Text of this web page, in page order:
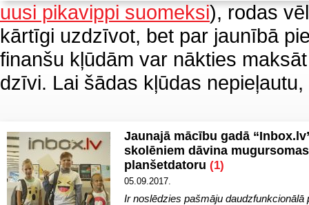
uusi pikavippi suomeksi), rodas
kārtīgi uzdzīvot, bet par jaunībā
finanšu kļūdām var nākties
dzīvi. Lai šādas kļūdas
Jaunajā mācību gadā
skolēniem dāvina
planšetdatoru (1)
05.09.2017.
Ir noslēdzies pašmāju daudzfunkcionālā